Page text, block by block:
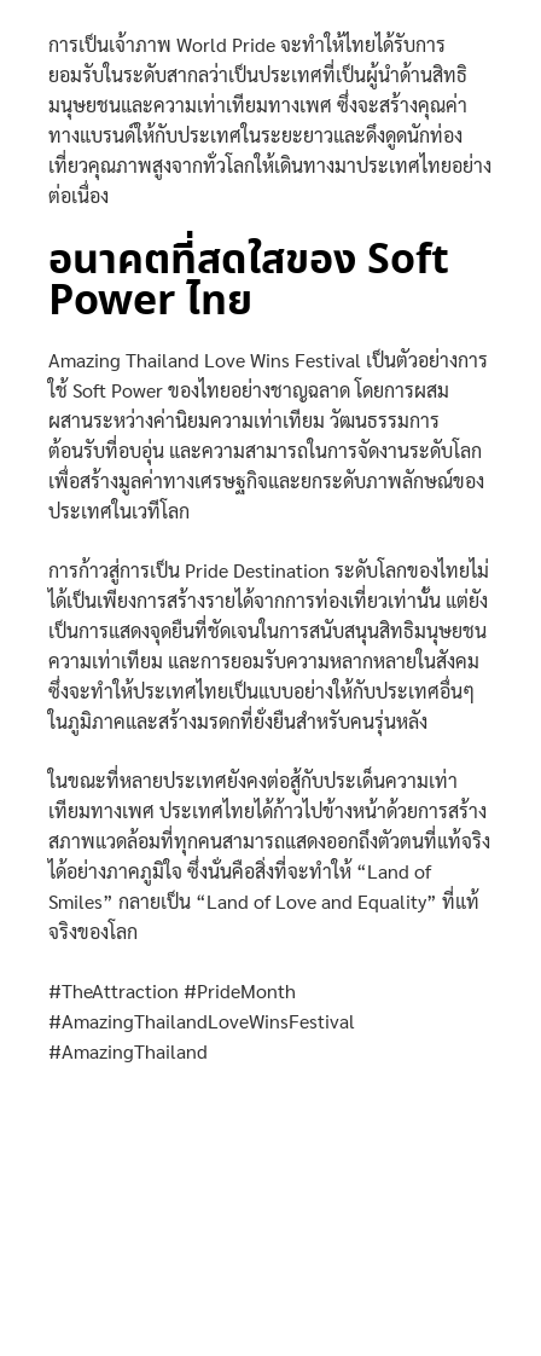
การเป็นเจ้าภาพ World Pride จะทำให้ไทยได้รับการ
ยอมรับในระดับสากลว่าเป็นประเทศที่เป็นผู้นำด้านสิทธิ
มนุษยชนและความเท่าเทียมทางเพศ ซึ่งจะสร้างคุณค่า
ทางแบรนด์ให้กับประเทศในระยะยาวและดึงดูดนักท่อง
เที่ยวคุณภาพสูงจากทั่วโลกให้เดินทางมาประเทศไทยอย่าง
ต่อเนื่อง
อนาคตที่สดใสของ Soft
Power ไทย
Amazing Thailand Love Wins Festival เป็นตัวอย่างการ
ใช้ Soft Power ของไทยอย่างชาญฉลาด โดยการผสม
ผสานระหว่างค่านิยมความเท่าเทียม วัฒนธรรมการ
ต้อนรับที่อบอุ่น และความสามารถในการจัดงานระดับโลก
เพื่อสร้างมูลค่าทางเศรษฐกิจและยกระดับภาพลักษณ์ของ
ประเทศในเวทีโลก
การก้าวสู่การเป็น Pride Destination ระดับโลกของไทยไม่
ได้เป็นเพียงการสร้างรายได้จากการท่องเที่ยวเท่านั้น แต่ยัง
เป็นการแสดงจุดยืนที่ชัดเจนในการสนับสนุนสิทธิมนุษยชน
ความเท่าเทียม และการยอมรับความหลากหลายในสังคม
ซึ่งจะทำให้ประเทศไทยเป็นแบบอย่างให้กับประเทศอื่นๆ
ในภูมิภาคและสร้างมรดกที่ยั่งยืนสำหรับคนรุ่นหลัง
ในขณะที่หลายประเทศยังคงต่อสู้กับประเด็นความเท่า
เทียมทางเพศ ประเทศไทยได้ก้าวไปข้างหน้าด้วยการสร้าง
สภาพแวดล้อมที่ทุกคนสามารถแสดงออกถึงตัวตนที่แท้จริง
ได้อย่างภาคภูมิใจ ซึ่งนั่นคือสิ่งที่จะทำให้ “Land of
Smiles” กลายเป็น “Land of Love and Equality” ที่แท้
จริงของโลก
#TheAttraction #PrideMonth
#AmazingThailandLoveWinsFestival
#AmazingThailand